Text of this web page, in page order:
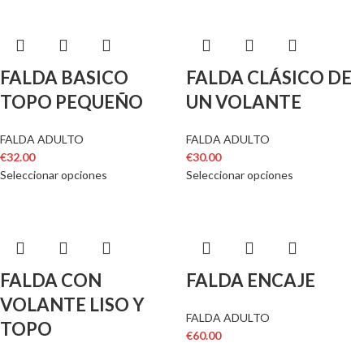
FALDA BASICO
TOPO PEQUEÑO
FALDA ADULTO
€32.00
Seleccionar opciones
FALDA CLÁSICO DE
UN VOLANTE
FALDA ADULTO
€30.00
Seleccionar opciones
FALDA CON
VOLANTE LISO Y
TOPO
FALDA ENCAJE
FALDA ADULTO
€60.00